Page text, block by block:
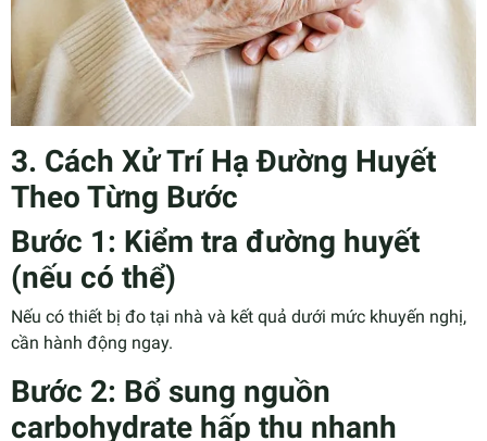
3. Cách Xử Trí Hạ Đường Huyết
Theo Từng Bước
Bước 1: Kiểm tra đường huyết
(nếu có thể)
Nếu có thiết bị đo tại nhà và kết quả dưới mức khuyến nghị,
cần hành động ngay.
Bước 2: Bổ sung nguồn
carbohydrate hấp thu nhanh